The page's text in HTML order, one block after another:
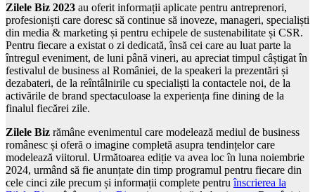
Zilele Biz 2023 au oferit informații aplicate pentru antreprenori,
profesioniști care doresc să continue să inoveze, manageri, specialiști
din media & marketing și pentru echipele de sustenabilitate și CSR.
Pentru fiecare a existat o zi dedicată, însă cei care au luat parte la
întregul eveniment, de luni până vineri, au apreciat timpul câștigat în
festivalul de business al României, de la speakeri la prezentări și
dezabateri, de la reîntâlnirile cu specialiști la contactele noi, de la
activările de brand spectaculoase la experiența fine dining de la
finalul fiecărei zile.
Zilele Biz rămâne evenimentul care modelează mediul de business
românesc și oferă o imagine completă asupra tendințelor care
modelează viitorul. Următoarea ediție va avea loc în luna noiembrie
2024, urmând să fie anunțate din timp programul pentru fiecare din
cele cinci zile precum și informații complete pentruînscrierea la